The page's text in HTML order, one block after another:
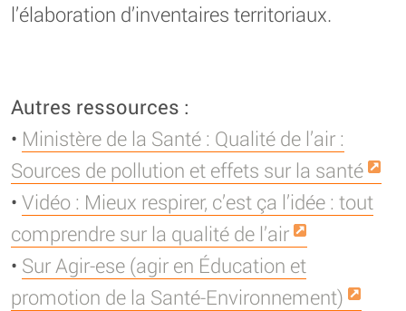
l’élaboration d’inventaires territoriaux.
Autres ressources :
• Ministère de la Santé : Qualité de l’air :
Sources de pollution et effets sur la santé
• Vidéo : Mieux respirer, c’est ça l’idée : tout
comprendre sur la qualité de l’air
• Sur Agir-ese (agir en Éducation et
promotion de la Santé-Environnement)